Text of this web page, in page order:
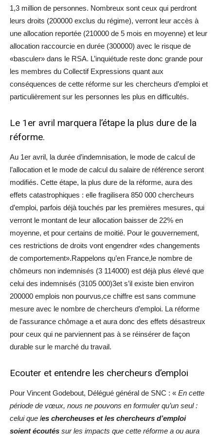
1,3 million de personnes. Nombreux sont ceux qui perdront
leurs droits (200000 exclus du régime), verront leur accès à
une allocation reportée (210000 de 5 mois en moyenne) et leur
allocation raccourcie en durée (300000) avec le risque de
«basculer» dans le RSA. L’inquiétude reste donc grande pour
les membres du Collectif Expressions quant aux
conséquences de cette réforme sur les chercheurs d’emploi et
particulièrement sur les personnes les plus en difficultés.
Le 1er avril marquera l’étape la plus dure de la
réforme.
Au 1er avril, la durée d’indemnisation, le mode de calcul de
l’allocation et le mode de calcul du salaire de référence seront
modifiés. Cette étape, la plus dure de la réforme, aura des
effets catastrophiques : elle fragilisera 850 000 chercheurs
d’emploi, parfois déjà touchés par les premières mesures, qui
verront le montant de leur allocation baisser de 22% en
moyenne, et pour certains de moitié. Pour le gouvernement,
ces restrictions de droits vont engendrer «des changements
de comportement».Rappelons qu’en France,le nombre de
chômeurs non indemnisés (3 114000) est déjà plus élevé que
celui des indemnisés (3105 000)3et s’il existe bien environ
200000 emplois non pourvus,ce chiffre est sans commune
mesure avec le nombre de chercheurs d’emploi. La réforme
de l’assurance chômage a et aura donc des effets désastreux
pour ceux qui ne parviennent pas à se réinsérer de façon
durable sur le marché du travail.
Ecouter et entendre les chercheurs d’emploi
Pour Vincent Godebout, Délégué général de SNC : « En cette
période de vœux, nous ne pouvons en formuler qu’un seul :
celui que les chercheuses et les chercheurs d’emploi
soient écoutés sur les impacts que cette réforme a ou aura